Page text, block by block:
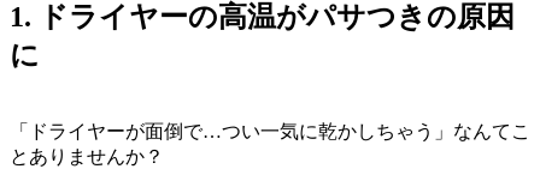
1. ドライヤーの高温がパサつきの原因
に
「ドライヤーが面倒で…つい一気に乾かしちゃう」なんてこ
とありませんか？